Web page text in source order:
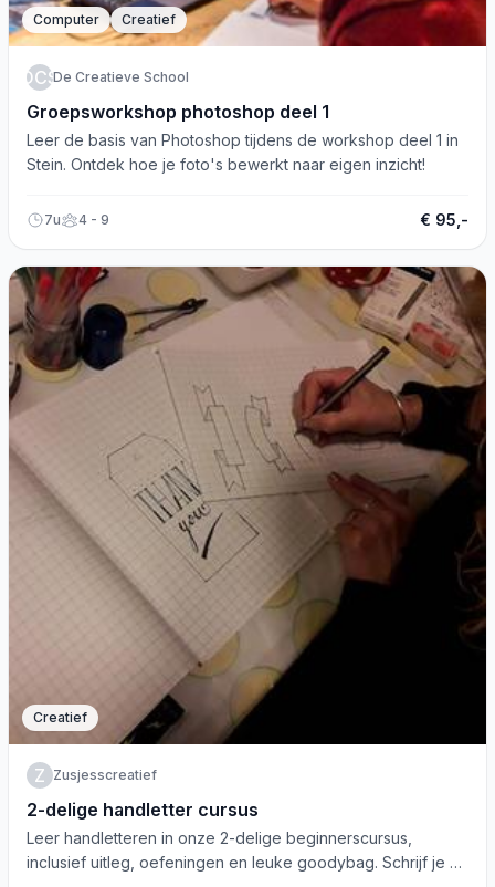
Computer Creatief
DCSDe Creatieve School
Groepsworkshop photoshop deel 1
Leer de basis van Photoshop tijdens de workshop deel 1 in
Stein. Ontdek hoe je foto's bewerkt naar eigen inzicht!
7u 4 - 9 € 95,-
Creatief
Z Zusjesscreatief
2-delige handletter cursus
Leer handletteren in onze 2-delige beginnerscursus,
inclusief uitleg, oefeningen en leuke goodybag. Schrijf je nu